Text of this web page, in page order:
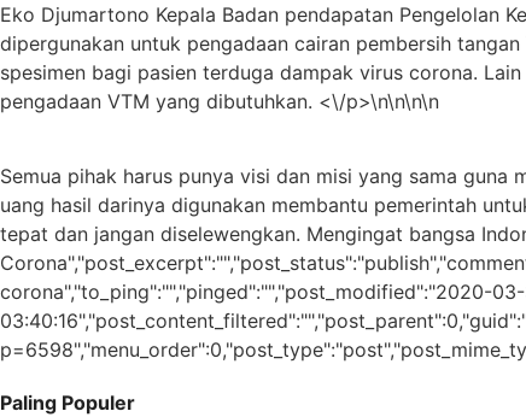
Eko Djumartono Kepala Badan pendapatan Pengelolan
dipergunakan untuk pengadaan cairan pembersih
spesimen bagi pasien terduga dampak virus corona.
pengadaan VTM yang dibutuhkan. <\/p>\n\n\n\n
Semua pihak harus punya visi dan misi yang sama
uang hasil darinya digunakan membantu pemerintah
tepat dan jangan diselewengkan. Mengingat bangsa
corona","to_ping":"","pinged":"","post_modified":"2020-
Paling Populer